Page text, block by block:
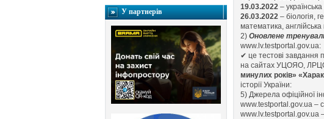
У партнерів
19.03.2022 –
26.03.2022 – біологія,
математика,
2) Оновлене
www.lv.testportal.gov.ua:
✔ це тестові завдання
на сайтах УЦОЯО,
минулих років»
історії України:
5) Джерела офіційної
www.testportal.gov.ua –
www.lv.testportal.gov.ua